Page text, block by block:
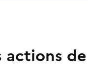
actions